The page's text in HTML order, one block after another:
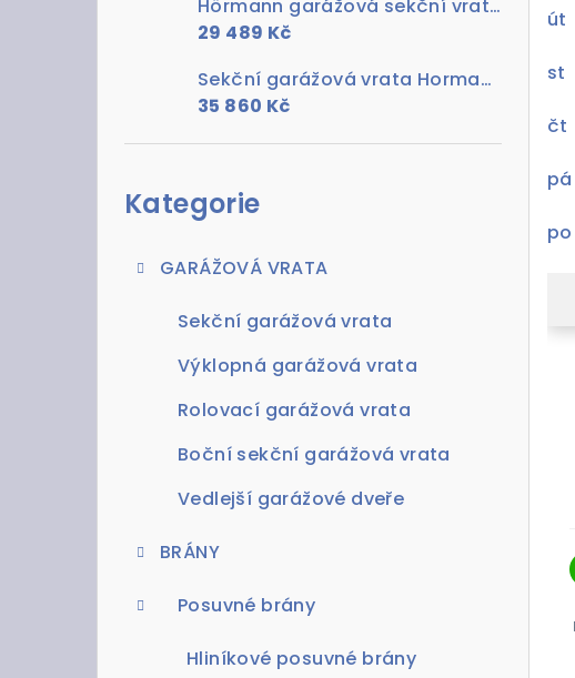
Hörmann garážová sekční vrata RenoMatic Dub rustikal s pohonem Prolift 700
29 489 Kč
Sekční garážová vrata Hormann Zlatý dub s pohonem ProLift 700
35 860 Kč
Kategorie
GARÁŽOVÁ VRATA
Sekční garážová vrata
Výklopná garážová vrata
Rolovací garážová vrata
Boční sekční garážová vrata
Vedlejší garážové dveře
BRÁNY
Posuvné brány
Hliníkové posuvné brány
út
st
čt